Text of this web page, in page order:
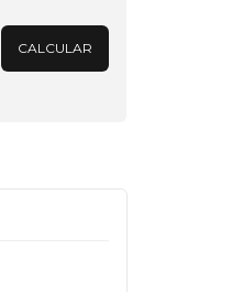
Alterar CEP
CALCULAR